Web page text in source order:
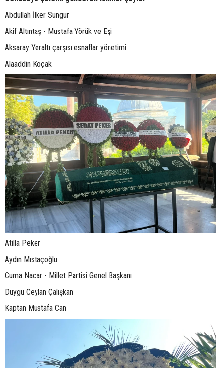
Abdullah İlker Sungur
Akif Altıntaş - Mustafa Yörük ve Eşi
Aksaray Yeraltı çarşısı esnaflar yönetimi
Alaaddin Koçak
Atilla Peker
Aydın Mıstaçoğlu
Cuma Nacar - Millet Partisi Genel Başkanı
Duygu Ceylan Çalışkan
Kaptan Mustafa Can